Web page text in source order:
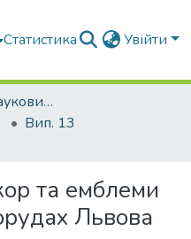
Статистика Увійти
Вибрані статті з наукових збірників КНУБА
Вип. 13
та емблеми
Львова